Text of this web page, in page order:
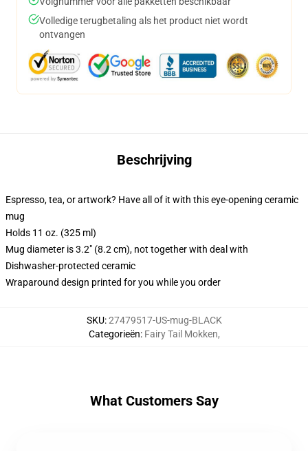
Volledige terugbetaling als het product niet wordt
ontvangen
Beschrijving
Espresso, tea, or artwork? Have all of it with this eye-opening ceramic
mug
Holds 11 oz. (325 ml)
Mug diameter is 3.2" (8.2 cm), not together with deal with
Dishwasher-protected ceramic
Wraparound design printed for you while you order
SKU:27479517-US-mug-BLACK
Categorieën: Fairy Tail Mokken,
What Customers Say